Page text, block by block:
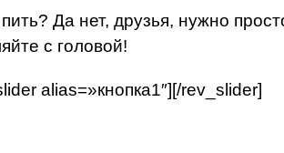
Да нет, друзья, нужно
с головой!
alias=»кнопка1″][/rev_slider]